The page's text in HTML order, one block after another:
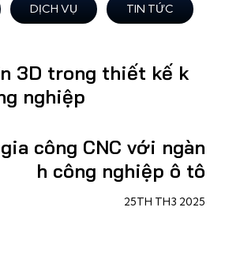
DỊCH VỤ TIN TỨC
3D trong thiết kế k
nghiệp
công CNC với ngàn
h công nghiệp ô tô
25TH TH3 2025